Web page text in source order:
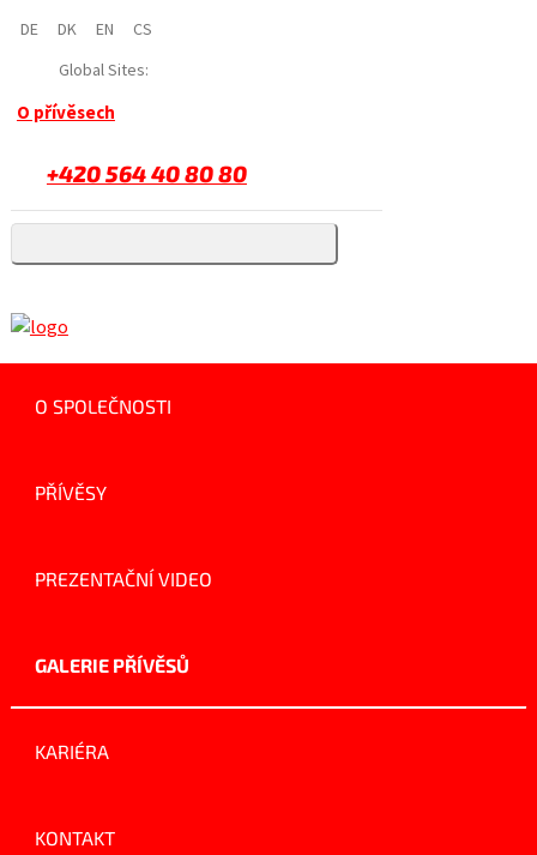
DE DK EN
CS
Global Sites:
O přívěsech
+420 564 40 80 80
O SPOLEČNOSTI
PŘÍVĚSY
PREZENTAČNÍ VIDEO
GALERIE PŘÍVĚSŮ
KARIÉRA
KONTAKT